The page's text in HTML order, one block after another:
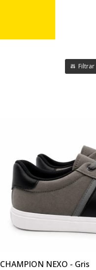
CHAMPION NEXO - Gris